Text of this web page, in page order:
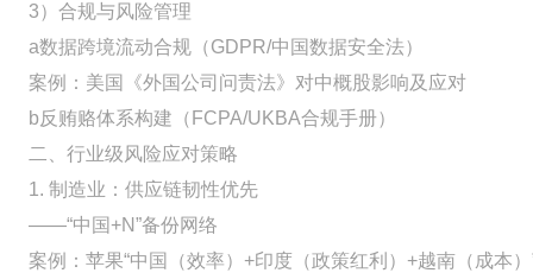
3）合规与风险管理
a数据跨境流动合规（GDPR/中国数据安全法）
案例：美国《外国公司问责法》对中概股影响及应对
b反贿赂体系构建（FCPA/UKBA合规手册）
二、行业级风险应对策略
1. 制造业：供应链韧性优先
——“中国+N”备份网络
案例：苹果“中国（效率）+印度（政策红利）+越南（成本